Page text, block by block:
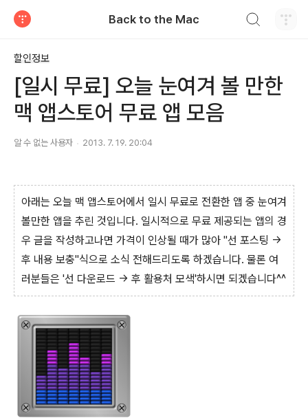
Back to the Mac
할인정보
[일시 무료] 오늘 눈여겨 볼 만한
맥 앱스토어 무료 앱 모음
알 수 없는 사용자 2013. 7. 19. 20:04
아래는 오늘 맥 앱스토어에서 일시 무료로 전환한 앱 중 눈여겨
볼만한 앱을 추린 것입니다. 일시적으로 무료 제공되는 앱의 경
우 글을 작성하고나면 가격이 인상될 때가 많아 "선 포스팅 →
후 내용 보충"식으로 소식 전해드리도록 하겠습니다. 물론 여
러분들은 '선 다운로드 → 후 활용처 모색'하시면 되겠습니다^^